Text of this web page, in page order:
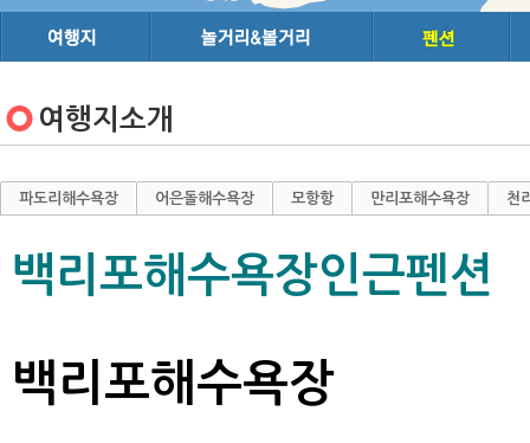
여행지소개
파도리해수욕장 어은돌해수욕장 모항항 만리포해수욕장 천
백리포해수욕장인근펜션
백리포해수욕장